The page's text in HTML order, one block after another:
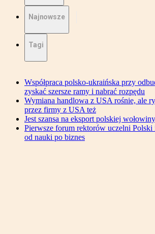
Najnowsze
Tagi
Współpraca polsko-ukraińska przy
zyskać szersze ramy i nabrać rozpędu
Wymiana handlowa z USA rośnie, ale
przez firmy z USA też
Jest szansa na eksport polskiej
Pierwsze forum rektorów uczelni
od nauki po biznes